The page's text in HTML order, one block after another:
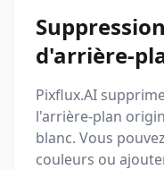
d'arrière-
Pixflux.AI
l'arrière-plan
blanc. Vous
couleurs ou